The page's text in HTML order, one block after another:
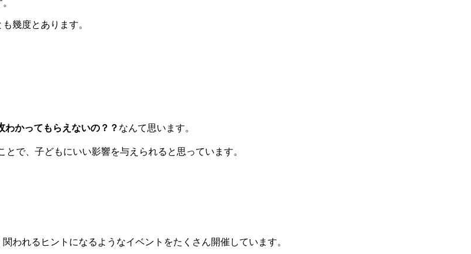
幾度とあります。
わかってもらえないの？？ なんて思います。
とで、子どもにいい影響を与えられると思っています。
われるヒントになるようなイベントをたくさん開催しています。